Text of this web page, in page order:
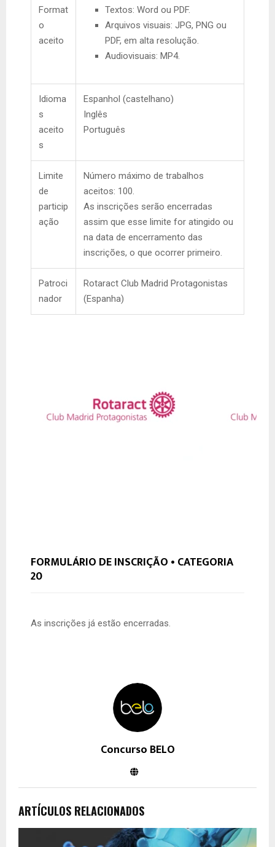
Format
o
aceito
Textos: Word ou PDF.
Arquivos visuais: JPG, PNG ou
PDF, em alta resolução.
Audiovisuais: MP4.
Idioma
s
aceito
s
Espanhol (castelhano)
Inglês
Português
Limite
de
particip
ação
Número máximo de trabalhos
aceitos: 100.
As inscrições serão encerradas
assim que esse limite for atingido ou
na data de encerramento das
inscrições, o que ocorrer primeiro.
Patroci
nador
Rotaract Club Madrid Protagonistas
(Espanha)
FORMULÁRIO DE INSCRIÇÃO • CATEGORIA
20
As inscrições já estão encerradas.
Concurso BELO
ARTÍCULOS RELACIONADOS